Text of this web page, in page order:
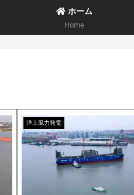
ホーム
Home
洋上風力発電